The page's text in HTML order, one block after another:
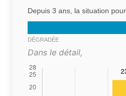
Depuis 3 ans, la situation pour
DÉGRADÉE
Dans le détail,